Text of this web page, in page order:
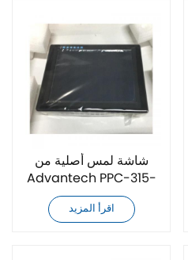
شاشة لمس أصلية من
Advantech PPC-315-
RJ60A
اقرأ المزيد